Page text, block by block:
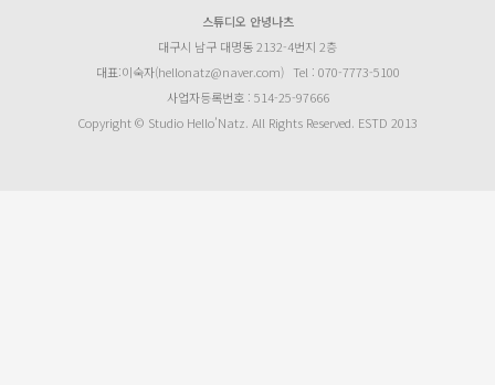
스튜디오 안녕나츠
대구시 남구 대명동 2132-4번지 2층
대표:이숙자(hellonatz@naver.com) Tel : 070-7773-5100
사업자등록번호 : 514-25-97666
Copyright © Studio Hello’Natz. All Rights Reserved. ESTD 2013